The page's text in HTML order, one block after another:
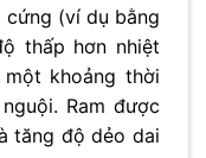
(ví dụ bằng
thấp hơn nhiệt
khoảng thời
Ram được
tăng độ dẻo dai